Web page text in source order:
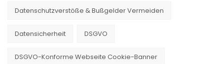
Datenschutzverstöße & Bußgelder Vermeiden
Datensicherheit DSGVO
DSGVO-Konforme Webseite Cookie-Banner